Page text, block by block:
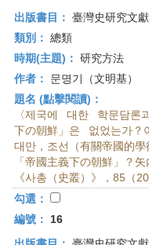
出版書目： 臺灣史研究文
類別： 總類
時期(主題)： 研究方法
作者：
문명기（文明基）
題名 (點擊閱讀)：
〈제국에 대한 학문담
下の朝鮮」은 없었는가
대만，조선（有關帝國的
「帝國主義下の朝鮮」？
《사총（史叢）》，85（
勾選：
編號：
16